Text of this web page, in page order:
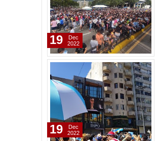
19
Dec
2022
19
Dec
2022